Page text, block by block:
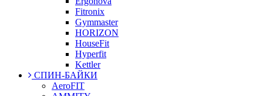
Fitronix
Gymmaster
HORIZON
HouseFit
Hyperfit
Kettler
СПИН-БАЙКИ
AeroFIT